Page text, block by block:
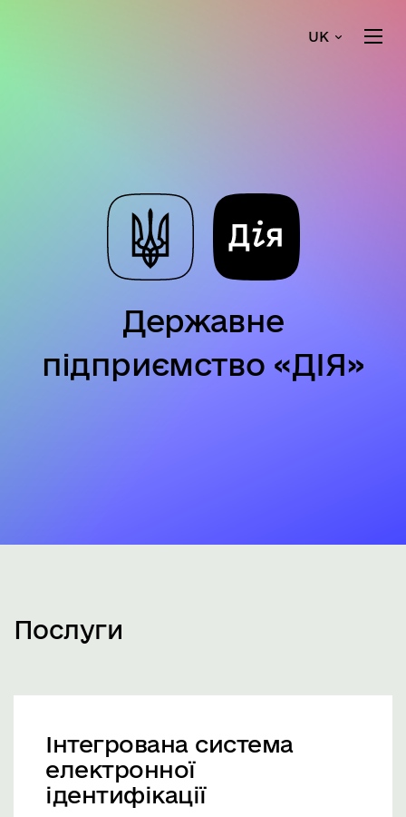
UK
Державне
підприємство «ДІЯ»
Послуги
Інтегрована система
електронної
ідентифікації